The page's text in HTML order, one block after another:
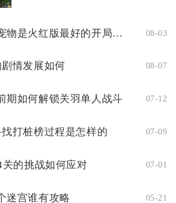
口袋妖怪哪个宠物是火红版最好的开局选择 08-03
情发展如何 08-07
期如何解锁关羽单人战斗 07-12
打桩榜过程是怎样的 07-09
的挑战如何应对 07-01
迷宫谁有攻略 05-21